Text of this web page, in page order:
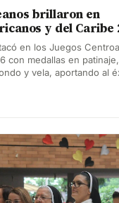
brillaron en
y del Caribe
en los Juegos
con medallas en
y vela, aportando al